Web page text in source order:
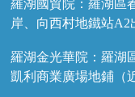
羅湖國貿院：羅湖區
岸、向西村地鐵站A2
羅湖金光華院：羅湖
凱利商業廣場地鋪（